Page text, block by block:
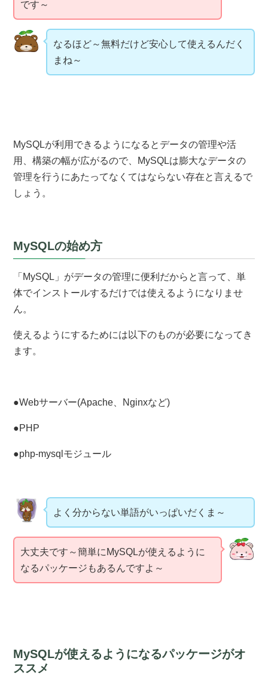
です～
なるほど～無料だけど安心して使えるんだく
まね～
MySQLが利用できるようになるとデータの管理や活
用、構築の幅が広がるので、MySQLは膨大なデータの
管理を行うにあたってなくてはならない存在と言えるで
しょう。
MySQLの始め方
「MySQL」がデータの管理に便利だからと言って、単
体でインストールするだけでは使えるようになりませ
ん。
使えるようにするためには以下のものが必要になってき
ます。
●Webサーバー(Apache、Nginxなど)
●PHP
●php-mysqlモジュール
よく分からない単語がいっぱいだくま～
大丈夫です～簡単にMySQLが使えるように
なるパッケージもあるんですよ～
MySQLが使えるようになるパッケージがオ
ススメ